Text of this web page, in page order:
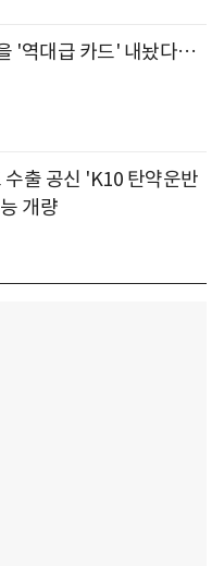
'역대급 카드' 내놨다…
출 공신 'K10 탄약운반
개량